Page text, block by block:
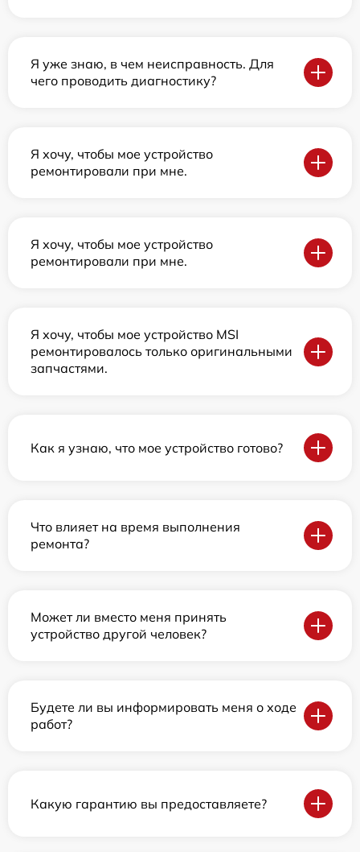
Я уже знаю, в чем неисправность. Для
чего проводить диагностику?
Я хочу, чтобы мое устройство
ремонтировали при мне.
Я хочу, чтобы мое устройство
ремонтировали при мне.
Я хочу, чтобы мое устройство MSI
ремонтировалось только оригинальными
запчастями.
Как я узнаю, что мое устройство готово?
Что влияет на время выполнения
ремонта?
Может ли вместо меня принять
устройство другой человек?
Будете ли вы информировать меня о ходе
работ?
Какую гарантию вы предоставляете?